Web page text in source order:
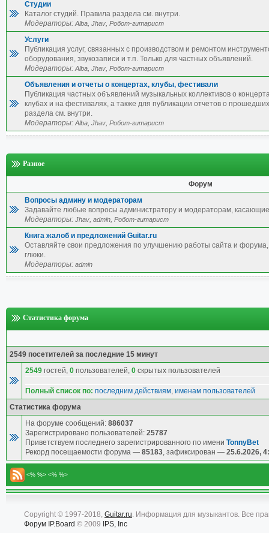
Студии
Каталог студий. Правила раздела см. внутри.
Модераторы:Alba, Jhav, Робот-гитарист
Услуги
Публикация услуг, связанных с производством и ремонтом
оборудования, звукозаписи и т.п. Только для частных объявлений.
Модераторы:Alba, Jhav, Робот-гитарист
Объявления и отчеты о концертах, клубы, фестивали
Публикация частных объявлений музыкальных коллективов о
клубах и на фестивалях, а также для публикации отчетов о
раздела см. внутри.
Модераторы:Alba, Jhav, Робот-гитарист
Разное
Форум
Вопросы админу и модераторам
Задавайте любые вопросы администратору и модераторам,
Модераторы: Jhav, admin, Робот-гитарист
Книга жалоб и предложений Guitar.ru
Оставляйте свои предложения по улучшению работы сайта и
глюки.
Модераторы: admin
Статистика форума
2549 посетителей за последние 15 минут
2549 гостей, 0 пользователей, 0 скрытых пользователей
Полный список по: последним действиям, именам пользователей
Статистика форума
На форуме сообщений: 886037
Зарегистрировано пользователей: 25787
Приветствуем последнего зарегистрированного по имени TonnyBet
Рекорд посещаемости форума — 85183, зафиксирован — 25.6.2026,
<% %> <% %>
Copyright © 1997-2018, Guitar.ru. Информация для музыкантов. Все
Форум IP.Board © 2009 IPS, Inc